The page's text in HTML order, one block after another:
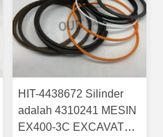
HIT-4438672 Silinder
adalah 4310241 MESIN
EX400-3C EXCAVATOR